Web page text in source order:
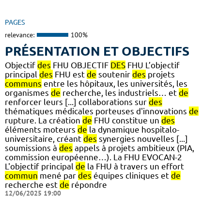
PAGES
relevance: 100%
PRÉSENTATION ET OBJECTIFS
Objectif des FHU OBJECTIF DES FHU L’objectif
principal des FHU est de soutenir des projets
communs entre les hôpitaux, les universités, les
organismes de recherche, les industriels… et de
renforcer leurs [...] collaborations sur des
thématiques médicales porteuses d'innovations de
rupture. La création de FHU constitue un des
éléments moteurs de la dynamique hospitalo-
universitaire, créant des synergies nouvelles [...]
soumissions à des appels à projets ambitieux (PIA,
commission européenne…). La FHU EVOCAN-2
L'objectif principal de la FHU à travers un effort
commun mené par des équipes cliniques et de
recherche est de répondre
12/06/2025 19:00